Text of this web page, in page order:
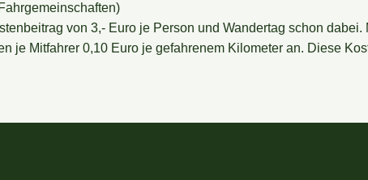
von 3,- Euro je Person und Wandertag schon
je Mitfahrer 0,10 Euro je gefahrenem Kilometer an. Diese